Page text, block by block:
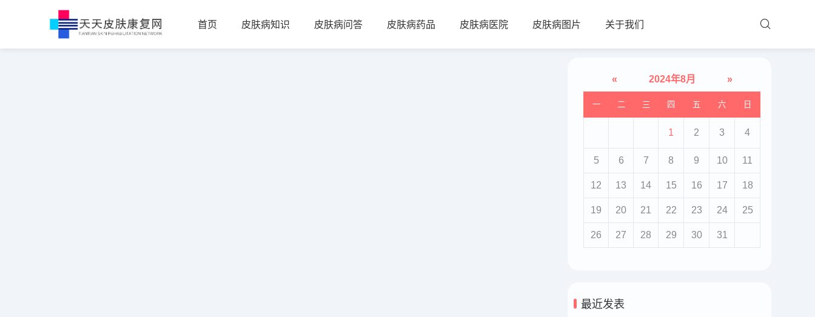
首页 皮肤病知识 皮肤病问答 皮肤病药品 皮肤病医院 皮肤病图片 关于我们
« 2024年8月 »
一 二 三 四 五 六 日
1 2 3 4
5 6 7 8 9 10 11
12 13 14 15 16 17 18
19 20 21 22 23 24 25
26 27 28 29 30 31
最近发表